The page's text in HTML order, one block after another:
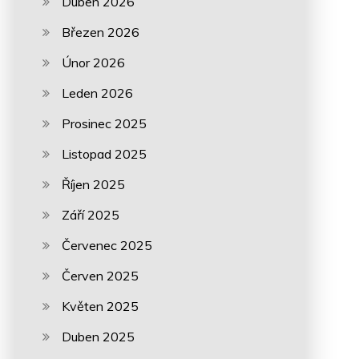
Březen 2026
Únor 2026
Leden 2026
Prosinec 2025
Listopad 2025
Říjen 2025
Září 2025
Červenec 2025
Červen 2025
Květen 2025
Duben 2025